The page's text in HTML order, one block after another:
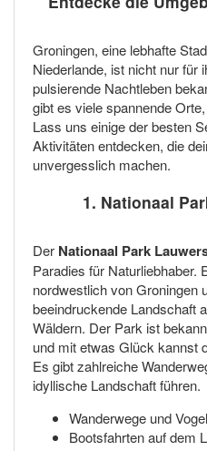
Groningen, eine lebhafte
Niederlande, ist nicht nur für
pulsierende Nachtleben
gibt es viele spannende
Lass uns einige der besten
Aktivitäten entdecken, die
unvergesslich machen.
1. Nationaal
Der Nationaal Park
Paradies für Naturliebhaber.
nordwestlich von Groningen
beeindruckende Landschaft
Wäldern. Der Park ist
und mit etwas Glück kannst
Es gibt zahlreiche
idyllische Landschaft führen.
Wanderwege und
Bootsfahrten auf dem